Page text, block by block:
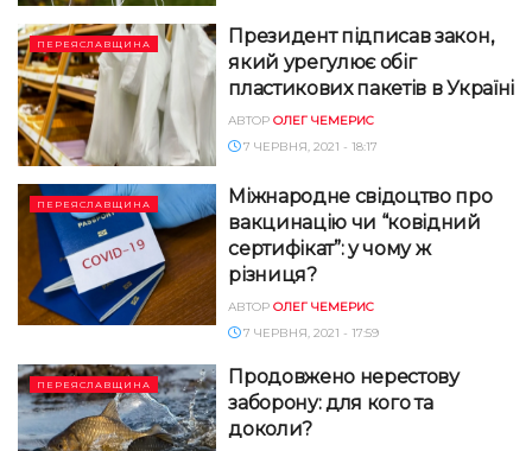
ПЕРЕЯСЛАВЩИНА
Президент підписав закон,
який урегулює обіг
пластикових пакетів в Україні
АВТОР ОЛЕГ ЧЕМЕРИС
7 ЧЕРВНЯ, 2021 - 18:17
ПЕРЕЯСЛАВЩИНА
Міжнародне свідоцтво про
вакцинацію чи “ковідний
сертифікат”: у чому ж
різниця?
АВТОР ОЛЕГ ЧЕМЕРИС
7 ЧЕРВНЯ, 2021 - 17:59
ПЕРЕЯСЛАВЩИНА
Продовжено нерестову
заборону: для кого та
доколи?